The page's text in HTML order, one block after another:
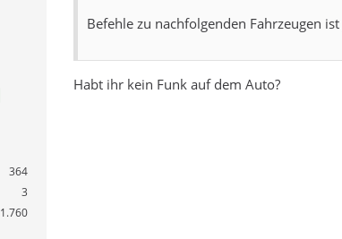
364
3
1.760
Befehle zu nachfolgenden Fahrzeugen
Habt ihr kein Funk auf dem Auto?